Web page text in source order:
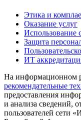
Этика и
Оказание услуг
Использование
Защита
ИТ
На информационном
рекомендательные
предоставления
и анализа сведений,
пользователей сети